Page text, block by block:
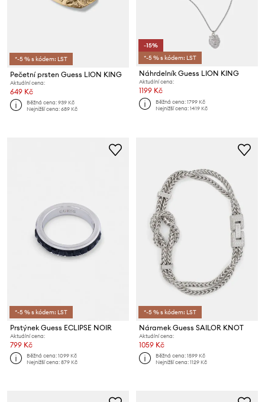
*-5 % s kódem: LST
Pečetní prsten Guess LION KING
Aktuální cena:
649 Kč
Běžná cena:939 Kč
Nejnižší cena:689 Kč
-15%
*-5 % s kódem: LST
Náhrdelník Guess LION KING
Aktuální cena:
1199 Kč
Běžná cena:1799 Kč
Nejnižší cena:1419 Kč
*-5 % s kódem: LST
Prstýnek Guess ECLIPSE NOIR
Aktuální cena:
799 Kč
Běžná cena:1099 Kč
Nejnižší cena:879 Kč
*-5 % s kódem: LST
Náramek Guess SAILOR KNOT
Aktuální cena:
1059 Kč
Běžná cena:1599 Kč
Nejnižší cena:1129 Kč